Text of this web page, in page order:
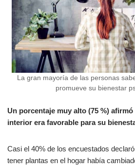
La gran mayoría de las personas
promueve su bienestar
Un porcentaje muy alto (75 %)
interior era favorable para su
Casi el 40% de los encuestados
tener plantas en el hogar había